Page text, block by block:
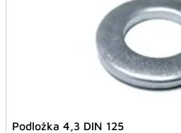
Podložka 4,3 DIN 125